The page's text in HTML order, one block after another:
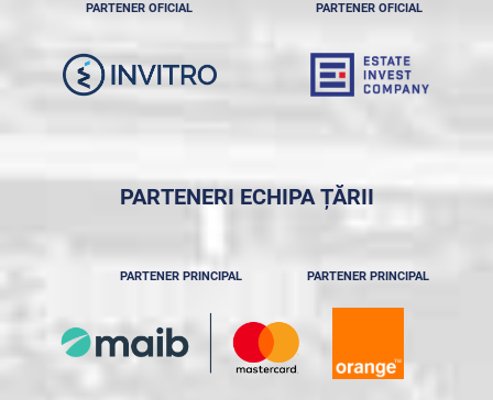
PARTENER OFICIAL PARTENER OFICIAL
PARTENERI ECHIPA ȚĂRII
PARTENER PRINCIPAL PARTENER PRINCIPAL